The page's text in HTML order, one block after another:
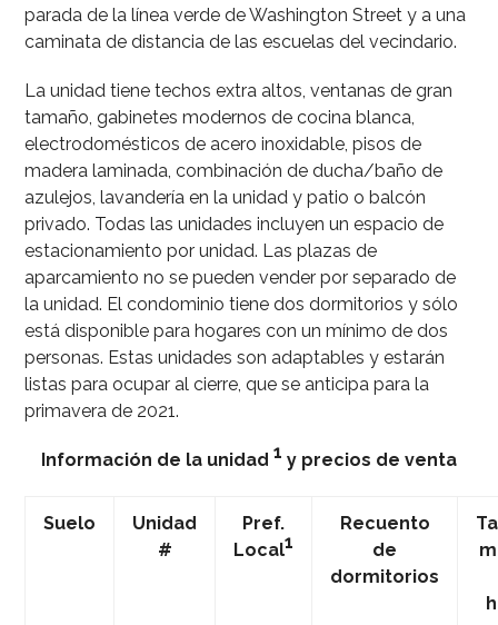
parada de la línea verde de Washington Street y a una
caminata de distancia de las escuelas del vecindario.
La unidad tiene techos extra altos, ventanas de gran
tamaño, gabinetes modernos de cocina blanca,
electrodomésticos de acero inoxidable, pisos de
madera laminada, combinación de ducha/baño de
azulejos, lavandería en la unidad y patio o balcón
privado. Todas las unidades incluyen un espacio de
estacionamiento por unidad. Las plazas de
aparcamiento no se pueden vender por separado de
la unidad. El condominio tiene dos dormitorios y sólo
está disponible para hogares con un mínimo de dos
personas. Estas unidades son adaptables y estarán
listas para ocupar al cierre, que se anticipa para la
primavera de 2021.
Información de la unidad 1 y precios de venta
Suelo
Unidad
#
Pref.
Local1
Recuento
de
dormitorios